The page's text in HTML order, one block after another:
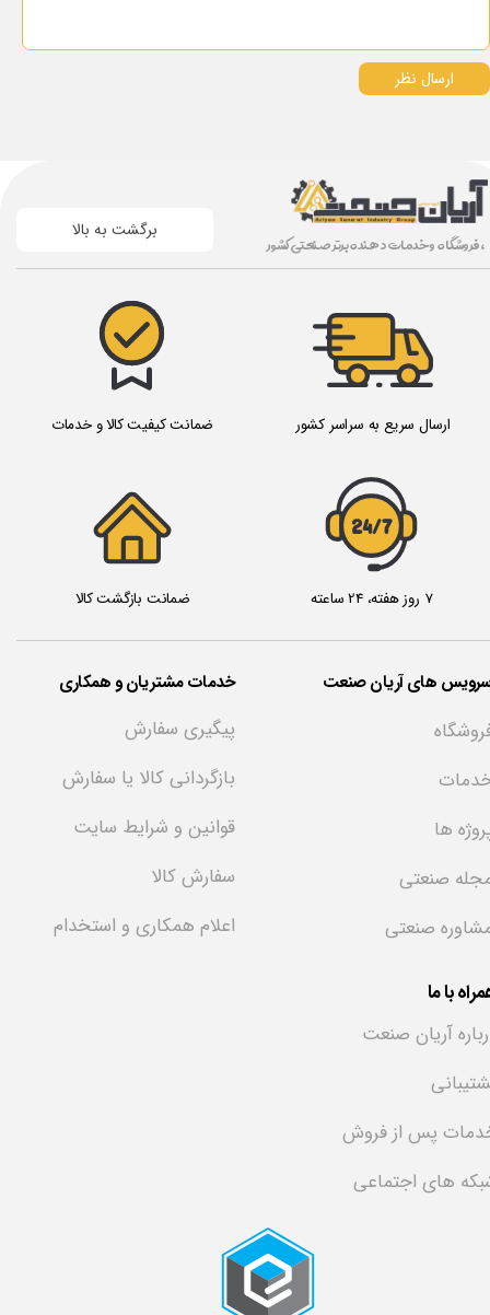
ارسال نظر
7 روز هفته، 24 ساعته ضمانت بازگشت کالا
ضمانت کیفیت کالا و خدمات
برگشت به بالا ، فروشگاه و خدمات دهنده برتر صنعتی کشور
های آریان صنعت خدمات مشتریان و همکاری
با ما
ها
صنعتی
صنعتی
پیگیری سفارش
بازگردانی کالا یا سفارش
قوانین و شرایط سایت
سفارش کالا
اعلام همکاری و استخدام
آریان صنعت
پس از فروش
های اجتماعی
ارسال سریع به سراسر کشور
24/7